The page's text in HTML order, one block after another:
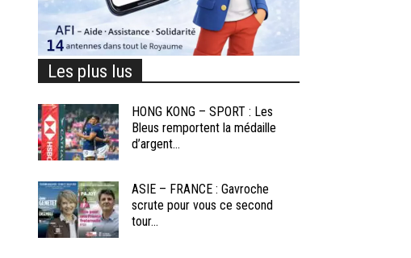
Les plus lus
HONG KONG – SPORT : Les
Bleus remportent la médaille
d’argent...
ASIE – FRANCE : Gavroche
scrute pour vous ce second
tour...